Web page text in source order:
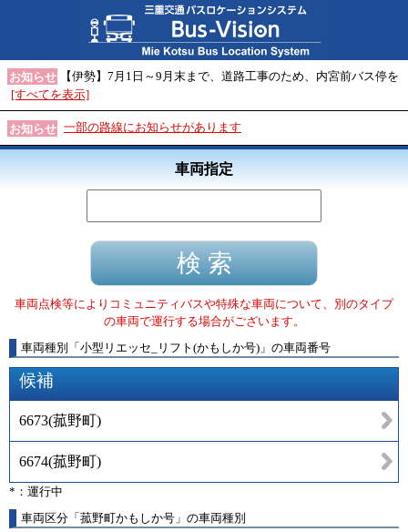
お知らせ
【伊勢】7月1日～9月末まで、道路工事のため、内宮前バス停を
[すべてを表示]
お知らせ 一部の路線にお知らせがあります
車両指定
車両点検等によりコミュニティバスや特殊な車両について、別のタイプ
の車両で運行する場合がございます。
車両種別
「 小型リエッセ_リフト(かもしか号) 」 の車両番号
候補
6673(菰野町)
6674(菰野町)
*：運行中
車両区分「菰野町かもしか号」の車両種別